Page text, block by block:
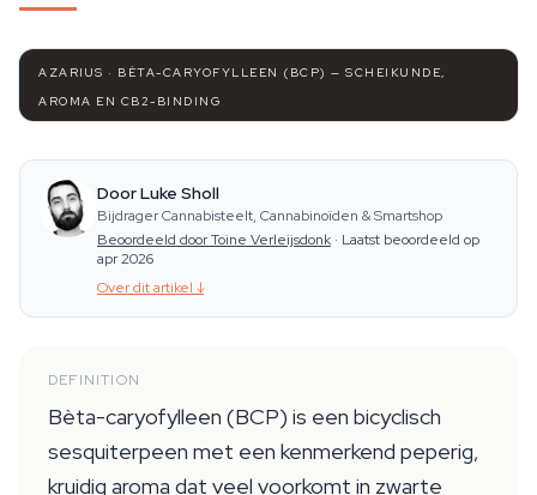
AZARIUS · BÈTA-CARYOFYLLEEN (BCP) — SCHEIKUNDE,
AROMA EN CB2-BINDING
Door Luke Sholl
Bijdrager Cannabisteelt, Cannabinoïden & Smartshop
Beoordeeld door Toine Verleijsdonk · Laatst beoordeeld op
apr 2026
Over dit artikel ↓
DEFINITION
Bèta-caryofylleen (BCP) is een bicyclisch
sesquiterpeen met een kenmerkend peperig,
kruidig aroma dat veel voorkomt in zwarte